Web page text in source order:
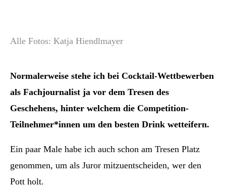
Alle Fotos: Katja Hiendlmayer
Normalerweise stehe ich bei Cocktail-Wettbewerben
als Fachjournalist ja vor dem Tresen des
Geschehens, hinter welchem die Competition-
Teilnehmer*innen um den besten Drink wetteifern.
Ein paar Male habe ich auch schon am Tresen Platz
genommen, um als Juror mitzuentscheiden, wer den
Pott holt.